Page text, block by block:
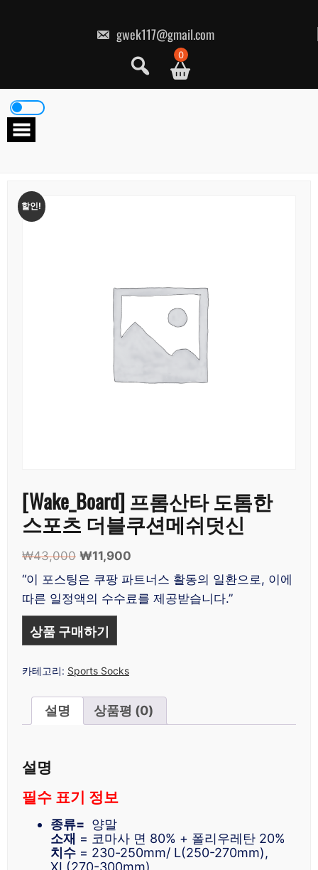
gwek117@gmail.com
0
할인!
[Wake_Board] 프롬산타 도톰한
스포츠 더블쿠션메쉬덧신
₩43,000 원
래
가
격:
₩43,000.
₩11,900
재
가
격:
“이 포스팅은 쿠팡 파트너스 활동의 일환으로, 이에
따른 일정액의 수수료를 제공받습니다.”
상품 구매하기
카테고리: Sports Socks
설명 상품평 (0)
설명
필수 표기 정보
종류= 양말
소재 = 코마사 면 80% + 폴리우레탄 20%
치수 = 230-250mm/ L(250-270mm),
XL(270-300mm)